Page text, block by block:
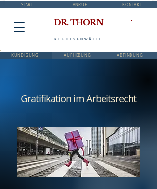
START ANRUF KONTAKT
DR. THORN
RECHTSANWÄLTE
KÜNDIGUNG AUFHEBUNG ABFINDUNG
Gratifikation im Arbeitsrecht